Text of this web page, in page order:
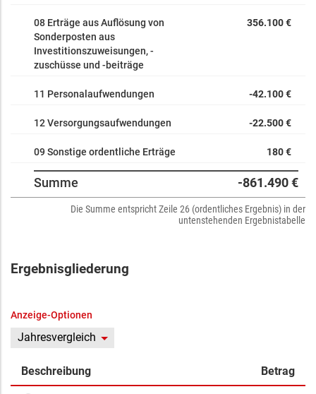
08 Erträge aus Auflösung von
Sonderposten aus
Investitionszuweisungen, -
zuschüsse und -beiträge
356.100 €
11 Personalaufwendungen -42.100 €
12 Versorgungsaufwendungen -22.500 €
09 Sonstige ordentliche Erträge 180 €
Summe -861.490 €
Die Summe entspricht Zeile 26 (ordentliches Ergebnis) in der
untenstehenden Ergebnistabelle
Ergebnisgliederung
Anzeige-Optionen
Jahresvergleich
Beschreibung Betrag